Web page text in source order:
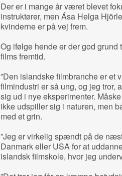
Der er i mange år været blevet
instruktører, men Ása Helga
kvinderne er på vej frem.
Og ifølge hende er der god
films fremtid.
”Den islandske filmbranche er
filmindustri er så ung, og jeg tror,
sig ud i nye eksperimenter.
ikke udspiller sig i naturen, men
med et grin.
”Jeg er virkelig spændt på de
Danmark eller USA for at
islandsk filmskole, hvor jeg